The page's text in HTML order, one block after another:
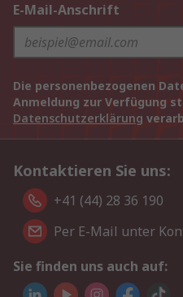
E-Mail-Anschrift
Die personenbezogenen
Anmeldung zur Verfügung
Datenschutzerklärung
Kontaktieren Sie uns:
+41 (44) 28 36 190
Per E-Mail unter
Sie finden uns auch auf: